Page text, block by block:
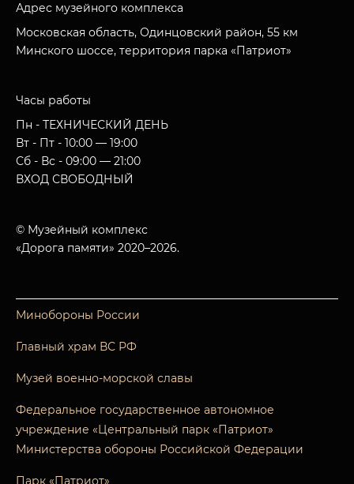
Адрес музейного комплекса
Московская область, Одинцовский район, 55 км
Минского шоссе, территория парка «Патриот»
Часы работы
Пн - ТЕХНИЧЕСКИЙ ДЕНЬ
Вт - Пт - 10:00 — 19:00
Сб - Вс - 09:00 — 21:00
ВХОД СВОБОДНЫЙ
© Музейный комплекс
«Дорога памяти» 2020–2026.
Минобороны России
Главный храм ВС РФ
Музей военно-морской славы
Федеральное государственное автономное
учреждение «Центральный парк «Патриот»
Министерства обороны Российской Федерации
Парк «Патриот»